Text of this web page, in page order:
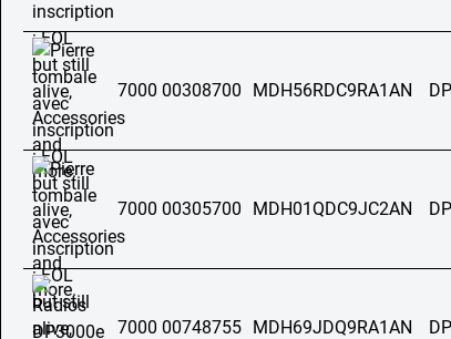
7000 00308700 MDH56RDC9RA1AN
7000 00305700 MDH01QDC9JC2AN
7000 00748755 MDH69JDQ9RA1AN